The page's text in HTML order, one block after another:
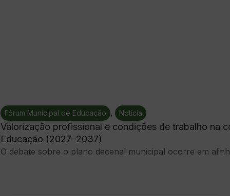
Fórum Municipal de Educação , Notícia
Valorização profissional e condições de trabalho na
Educação (2027–2037)
O debate sobre o plano decenal municipal ocorre em